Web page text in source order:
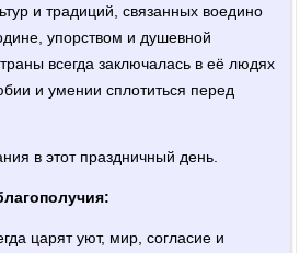
и традиций, связанных воедино
упорством и душевной
всегда заключалась в её людях
и умении сплотиться перед
в этот праздничный день.
царят уют, мир, согласие и